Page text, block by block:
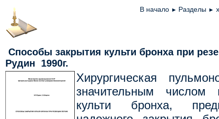
В начало ► Разделы ►
Способы закрытия культи бронха при
Рудин 1990г.
Хирургическая
значительным числом
культи бронха,